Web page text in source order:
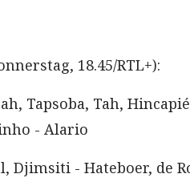
18.45/RTL+):
Tapsoba, Tah,
- Alario
Djimsiti - Hateboer, de